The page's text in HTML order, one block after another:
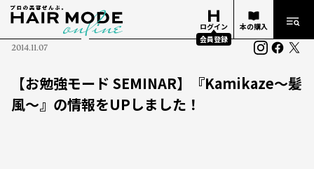
ログイン
会員登録
本の購入
2014.11.07
【お勉強モード SEMINAR】『Kamikaze～髪
風～』の情報をUPしました！